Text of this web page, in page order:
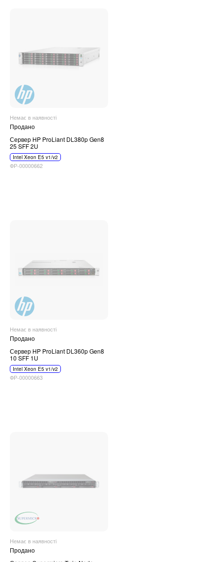
Немає в наявності
Продано
Сервер HP ProLiant DL380p Gen8
25 SFF 2U
Intel Xeon E5 v1/v2
ФР-00000662
Немає в наявності
Продано
Сервер HP ProLiant DL360p Gen8
10 SFF 1U
Intel Xeon E5 v1/v2
ФР-00000663
Немає в наявності
Продано